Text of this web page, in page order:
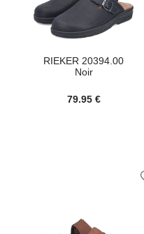
RIEKER 20394.00
Noir
79.95 €